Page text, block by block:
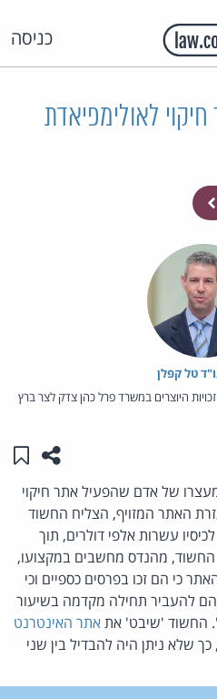
כניסה
לאולימפיאדת
טל קפלן
היוצרים במשרד פרל כהן צדק לצר ברץ
שתפו
של אדם שהפעיל אתר חיקוי
בייג'ינג 2008. בעזרת האתר המזויף, הצליח החשוד
עשרות אלפי דולרים, תוך
החשוד, מהנדס מחשבים במקצועו,
כי הם זכו בפרסים כספיים וכי
להעביר תחילה מקדמה בשיעור
אתר האינטרנט
כך שלא ניתן היה להבדיל בין שני